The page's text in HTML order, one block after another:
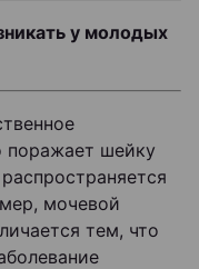
у молодых
поражает шейку
мочевой
тем, что